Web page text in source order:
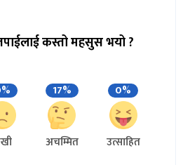
कस्तो महसुस भयो ?
17%
अचम्मित
0%
उत्साहित